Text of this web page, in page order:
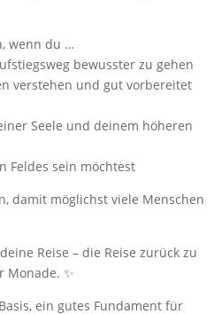
wenn du …
bewusster zu gehen
verstehen und gut vorbereitet
Seele und deinem höheren
Feldes sein möchtest
damit möglichst viele Menschen
Reise – die Reise zurück zu
Monade. ✨
ein gutes Fundament für